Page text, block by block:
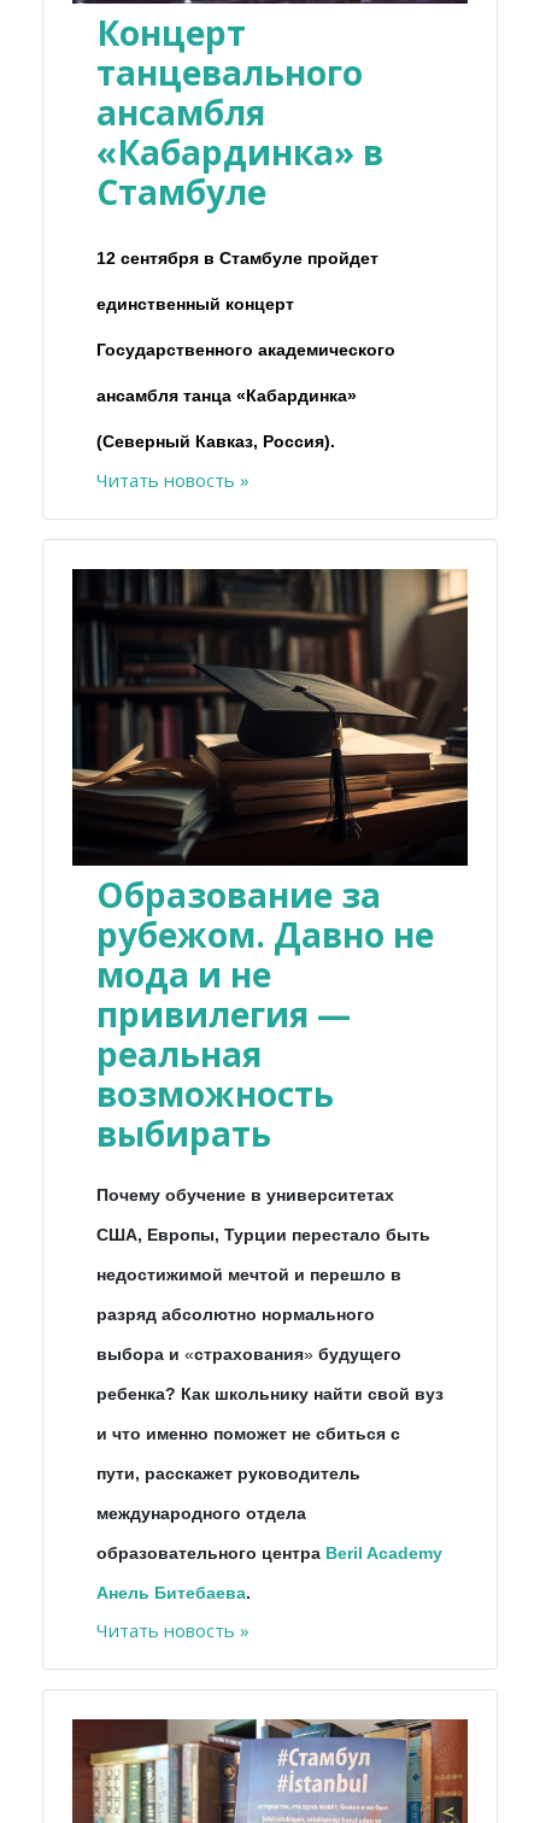
Концерт
танцевального
ансамбля
«Кабардинка» в
Стамбуле
12 сентября в Стамбуле пройдет
единственный концерт
Государственного академического
ансамбля танца «Кабардинка»
(Северный Кавказ, Россия).
Читать новость »
Образование за
рубежом. Давно не
мода и не
привилегия —
реальная
возможность
выбирать
Почему обучение в университетах
США, Европы, Турции перестало быть
недостижимой мечтой и перешло в
разряд абсолютно нормального
выбора и «страхования» будущего
ребенка? Как школьнику найти свой вуз
и что именно поможет не сбиться с
пути, расскажет руководитель
международного отдела
образовательного центра Beril Academy
Анель Битебаева.
Читать новость »